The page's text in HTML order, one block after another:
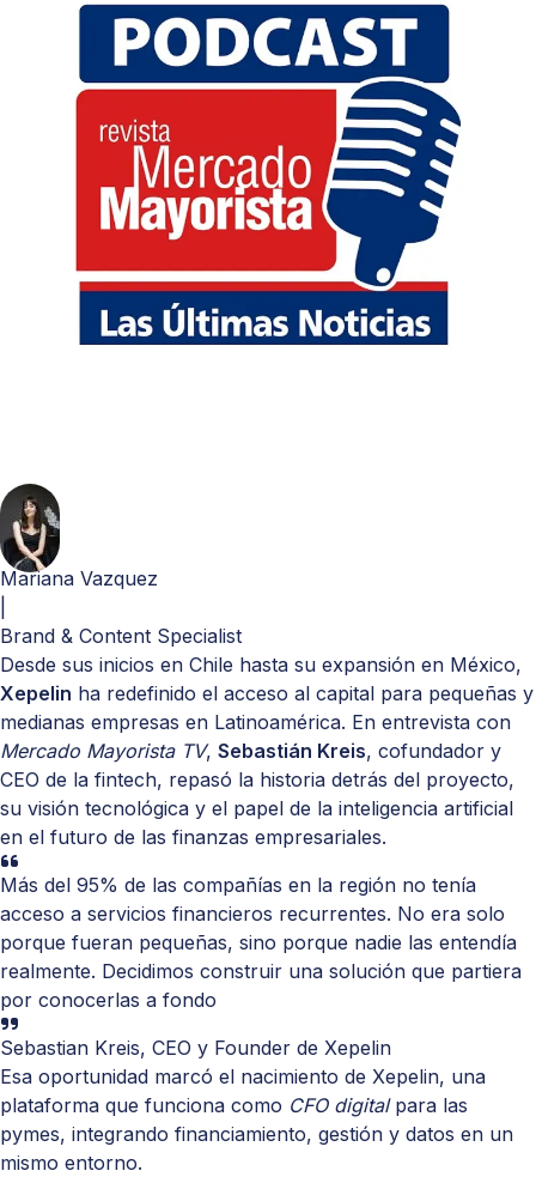
Mariana Vazquez
Brand & Content Specialist
Desde sus inicios en Chile hasta su expansión en México,
Xepelin ha redefinido el acceso al capital para pequeñas y
medianas empresas en Latinoamérica. En entrevista con
Mercado Mayorista TV, Sebastián Kreis, cofundador y
CEO de la fintech, repasó la historia detrás del proyecto,
su visión tecnológica y el papel de la inteligencia artificial
en el futuro de las finanzas empresariales.
Más del 95% de las compañías en la región no tenía
acceso a servicios financieros recurrentes. No era solo
porque fueran pequeñas, sino porque nadie las entendía
realmente. Decidimos construir una solución que partiera
por conocerlas a fondo
Sebastian Kreis, CEO y Founder de Xepelin
Esa oportunidad marcó el nacimiento de Xepelin, una
plataforma que funciona como CFO digitalpara las
pymes, integrando financiamiento, gestión y datos en un
mismo entorno.